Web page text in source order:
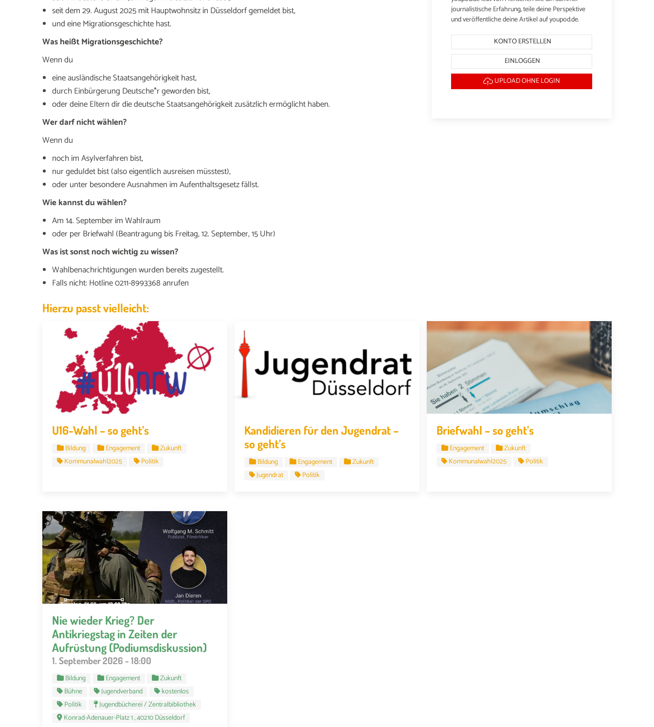
seit dem 29. August 2025 mit Hauptwohnsitz in Düsseldorf gemeldet bist,
und eine Migrationsgeschichte hast.
Was heißt Migrationsgeschichte?
Wenn du
eine ausländische Staatsangehörigkeit hast,
durch Einbürgerung Deutsche*r geworden bist,
oder deine Eltern dir die deutsche Staatsangehörigkeit zusätzlich ermöglicht haben.
Wer darf nicht wählen?
Wenn du
noch im Asylverfahren bist,
nur geduldet bist (also eigentlich ausreisen müsstest),
oder unter besondere Ausnahmen im Aufenthaltsgesetz fällst.
Wie kannst du wählen?
Am 14. September im Wahlraum
oder per Briefwahl (Beantragung bis Freitag, 12. September, 15 Uhr)
Was ist sonst noch wichtig zu wissen?
Wahlbenachrichtigungen wurden bereits zugestellt.
Falls nicht: Hotline 0211-8993368 anrufen
journalistische Erfahrung, teile deine Perspektive
und veröffentliche deine Artikel auf youpod.de.
KONTO ERSTELLEN
EINLOGGEN
UPLOAD OHNE LOGIN
Hierzu passt vielleicht:
U16-Wahl – so geht’s
Bildung Engagement
Zukunft
Kommunalwahl2025
Politik
Kandidieren für den Jugendrat –
so geht’s
Bildung Engagement
Zukunft
Jugendrat
Politik
Briefwahl – so geht’s
Engagement
Zukunft
Kommunalwahl2025
Politik
Nie wieder Krieg? Der
Antikriegstag in Zeiten der
Aufrüstung (Podiumsdiskussion)
1. September 2026 - 18:00
Bildung Engagement
Zukunft
Bühne
Jugendverband
kostenlos
Politik
Jugendbücherei / Zentralbibliothek
Konrad-Adenauer-Platz 1 , 40210 Düsseldorf